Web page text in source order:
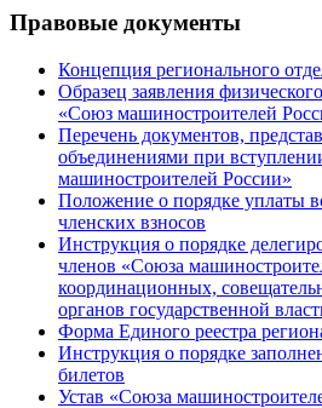
Правовые документы
Концепция регионального
Образец заявления
«Союз машиностроителей
Перечень документов,
объединениями при
машиностроителей России»
Положение о порядке уплаты
членских взносов
Инструкция о порядке
членов «Союза
координационных,
органов государственной
Форма Единого реестра
Инструкция о порядке
билетов
Устав «Союза